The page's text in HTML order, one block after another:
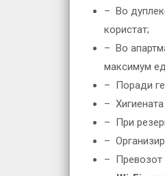
– Во
користат;
– Во
максимум
– Поради
– Хигиената
– При
–
– Превозот